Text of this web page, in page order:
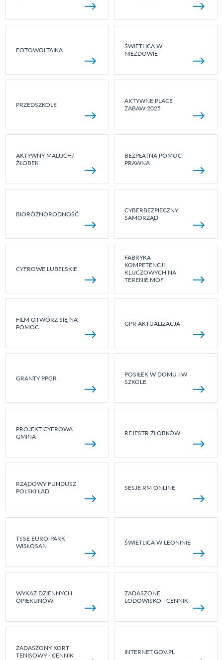
FOTOWOLTAIKA
ŚWIETLICA W
NIEZDOWIE
PRZEDSZKOLE
AKTYWNE PLACE
ZABAW 2025
AKTYWNY MALUCH/
ŻŁOBEK
BEZPŁATNA POMOC
PRAWNA
BIORÓŻNORODNOŚĆ
CYBERBEZPIECZNY
SAMORZĄD
CYFROWE LUBELSKIE
FABRYKA
KOMPETENCJI
KLUCZOWYCH NA
TERENIE MOF
FILM OTWÓRZ SIĘ NA
POMOC
GPR AKTUALIZACJA
GRANTY PPGR
POSIŁEK W DOMU I W
SZKOLE
PROJEKT CYFROWA
GMINA
REJESTR ŻŁOBKÓW
RZĄDOWY FUNDUSZ
POLSKI ŁAD
SESJE RM ONLINE
TSSE EURO-PARK
WISŁOSAN
ŚWIETLICA W LEONINIE
WYKAZ DZIENNYCH
OPIEKUNÓW
ZADASZONE
LODOWISKO - CENNIK
ZADASZONY KORT
TENISOWY - CENNIK
INTERNET.GOV.PL